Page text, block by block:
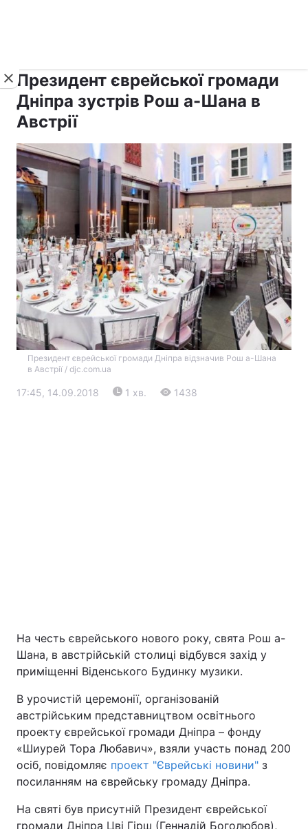
Київ Львів
Дніпро Харків
Одеса
Спорт Наука
Президент єврейської громади
Дніпра зустрів Рош а-Шана в
Австрії
Президент єврейської громади Дніпра відзначив Рош а-Шана
в Австрії / djc.com.ua
17:45, 14.09.2018 1 хв. 1438
На честь єврейського нового року, свята Рош а-
Шана, в австрійській столиці відбувся захід у
приміщенні Віденського Будинку музики.
В урочистій церемонії, організованій
австрійським представництвом освітнього
проекту єврейської громади Дніпра – фонду
«Шиурей Тора Любавич», взяли участь понад 200
осіб, повідомляє проект "Єврейські новини" з
посиланням на єврейську громаду Дніпра.
На святі був присутній Президент єврейської
громади Дніпра Цві Гірш (Геннадій Боголюбов),